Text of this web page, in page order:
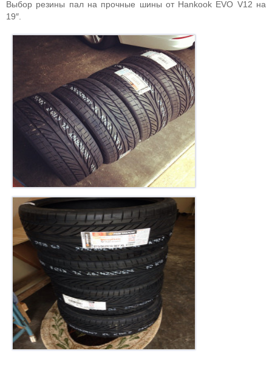
Выбор резины пал на прочные шины от Hankook EVO V12 на
19″.